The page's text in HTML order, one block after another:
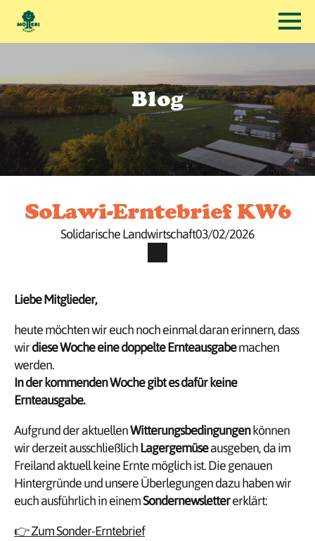
Blog
SoLawi-Erntebrief KW6
Solidarische Landwirtschaft03/02/2026
Liebe Mitglieder,
heute möchten wir euch noch einmal daran erinnern, dass
wirdiese Woche eine doppelte Ernteausgabemachen
werden.
In der kommenden Woche gibt es dafür keine
Ernteausgabe.
Aufgrund der aktuellenWitterungsbedingungenkönnen
wir derzeit ausschließlichLagergemüseausgeben, da im
Freiland aktuell keine Ernte möglich ist. Die genauen
Hintergründe und unsere Überlegungen dazu haben wir
euch ausführlich in einemSondernewslettererklärt:
👉 Zum Sonder-Erntebrief